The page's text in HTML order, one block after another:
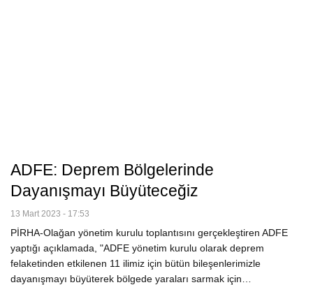
ADFE: Deprem Bölgelerinde
Dayanışmayı Büyüteceğiz
13 Mart 2023 - 17:53
PİRHA-Olağan yönetim kurulu toplantısını gerçekleştiren ADFE
yaptığı açıklamada, "ADFE yönetim kurulu olarak deprem
felaketinden etkilenen 11 ilimiz için bütün bileşenlerimizle
dayanışmayı büyüterek bölgede yaraları sarmak için…